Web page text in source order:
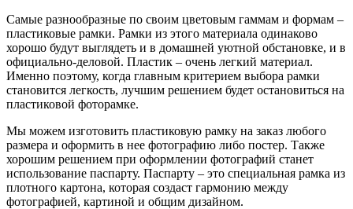
Самые разнообразные по своим цветовым гаммам и формам –
пластиковые рамки. Рамки из этого материала одинаково
хорошо будут выглядеть и в домашней уютной обстановке, и в
официально-деловой. Пластик – очень легкий материал.
Именно поэтому, когда главным критерием выбора рамки
становится легкость, лучшим решением будет остановиться на
пластиковой фоторамке.
Мы можем изготовить пластиковую рамку на заказ любого
размера и оформить в нее фотографию либо постер. Также
хорошим решением при оформлении фотографий станет
использование паспарту. Паспарту – это специальная рамка из
плотного картона, которая создаст гармонию между
фотографией, картиной и общим дизайном.